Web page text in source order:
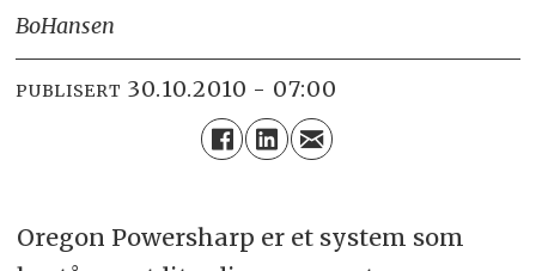
BoHansen
PUBLISERT 30.10.2010 - 07:00
Oregon Powersharp er et system som